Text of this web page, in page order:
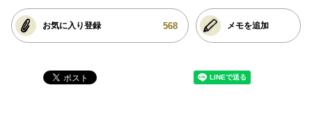
お気に入り登録 568 メモを追加